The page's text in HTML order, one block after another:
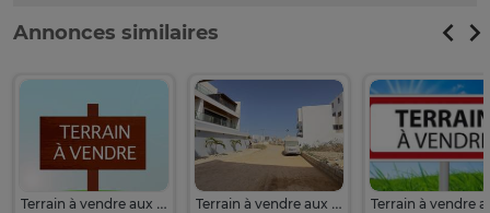
Annonces similaires
Terrain à vendre aux Almadies Terrain à vendre aux Almadies BOA